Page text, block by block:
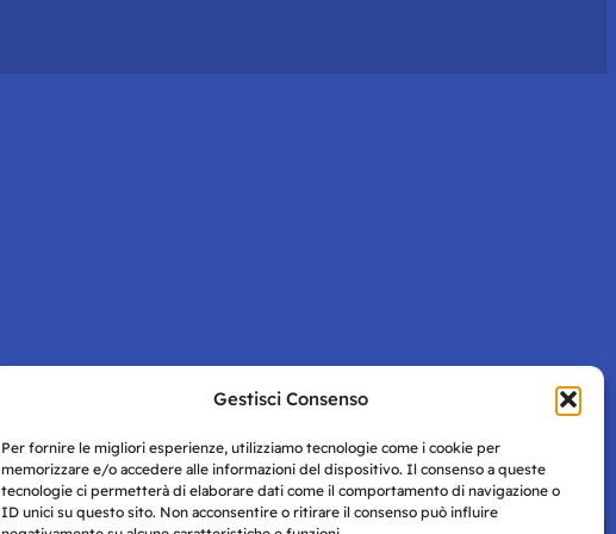
Gestisci Consenso
Per fornire le migliori esperienze, utilizziamo tecnologie come i cookie per
memorizzare e/o accedere alle informazioni del dispositivo. Il consenso a queste
tecnologie ci permetterà di elaborare dati come il comportamento di navigazione o
ID unici su questo sito. Non acconsentire o ritirare il consenso può influire